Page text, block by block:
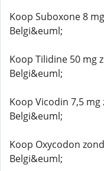
Koop Suboxone 8
Belgi&euml;
Koop Tilidine 50 mg
Belgi&euml;
Koop Vicodin 7,5
Belgi&euml;
Koop Oxycodon
Belgi&euml;